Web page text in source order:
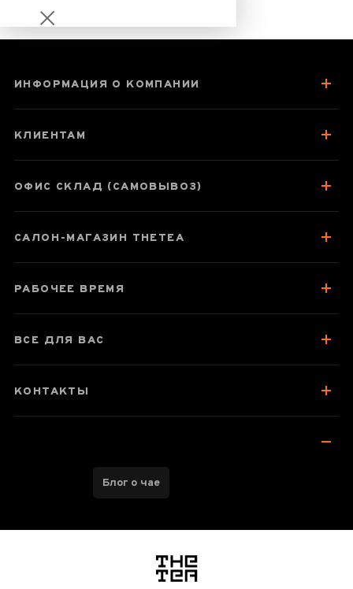
Чайник-заварник
Колекція подібних товарів
Отзывы чаеманов
ИНФОРМАЦИЯ О КОМПАНИИ
КЛИЕНТАМ
ОФИС СКЛАД (САМОВЫВОЗ)
САЛОН-МАГАЗИН THETEA
РАБОЧЕЕ ВРЕМЯ
ВСЕ ДЛЯ ВАС
КОНТАКТЫ
Блог о чае
логотип